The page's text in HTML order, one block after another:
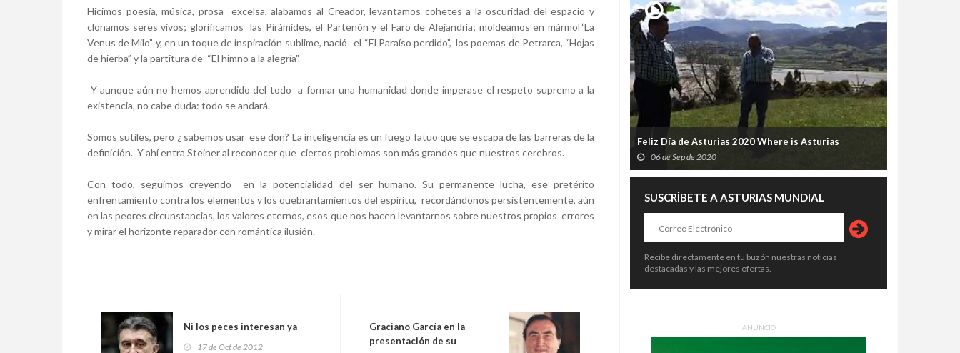
Hicimos poesía, música, prosa excelsa, alabamos al Creador, levantamos cohetes a la oscuridad del espacio y
clonamos seres vivos; glorificamos las Pirámides, el Partenón y el Faro de Alejandría; moldeamos en mármol“La
Venus de Milo” y, en un toque de inspiración sublime, nació el “El Paraíso perdido”, los poemas de Petrarca, “Hojas
de hierba” y la partitura de “El himno a la alegría".
Y aunque aún no hemos aprendido del todo a formar una humanidad donde imperase el respeto supremo a la
existencia, no cabe duda: todo se andará.
Somos sutiles, pero ¿ sabemos usar ese don? La inteligencia es un fuego fatuo que se escapa de las barreras de la
definición. Y ahí entra Steiner al reconocer que ciertos problemas son más grandes que nuestros cerebros.
Con todo, seguimos creyendo en la potencialidad del ser humano. Su permanente lucha, ese pretérito
enfrentamiento contra los elementos y los quebrantamientos del espíritu, recordándonos persistentemente, aún
en las peores circunstancias, los valores eternos, esos que nos hacen levantarnos sobre nuestros propios errores
y mirar el horizonte reparador con romántica ilusión.
Ni los peces interesan ya
17 de Oct de 2012
Graciano García en la
presentación de su
Feliz Día de Asturias 2020 Where is Asturias
06 de Sep de 2020
SUSCRÍBETE A ASTURIAS MUNDIAL
Recibe directamente en tu buzón nuestras noticias
destacadas y las mejores ofertas.
ANUNCIO